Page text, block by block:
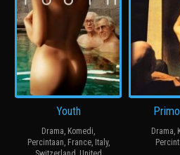
Youth
Drama, Komedi,
Percintaan, France, Italy,
Drama,